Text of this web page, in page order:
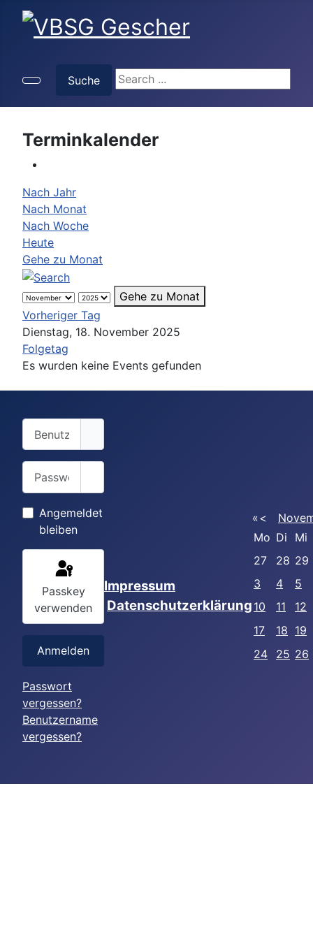
Suche
Suche
Terminkalender
Nach Jahr
Nach Monat
Nach Woche
Heute
Gehe zu Monat
Gehe zu Monat
Vorheriger Tag
Dienstag, 18. November 2025
Folgetag
Es wurden keine Events gefunden
Angemeldet
bleiben
Passkey
verwenden
Anmelden
Passwort
vergessen?
Benutzername
vergessen?
Impressum
Datenschutzerklärung
«<
Mo Di
Mi
27
28 29
3
4
5
10
11
12
17
18 19
24
25 26